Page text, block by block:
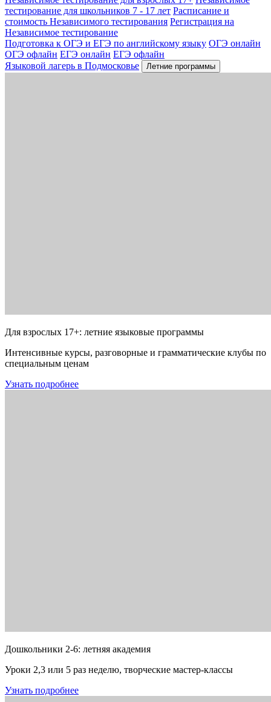
тестирование для школьников 7 - 17 лет Расписание и
стоимость Независимого тестирования Регистрация на
Независимое тестирование
Подготовка к ОГЭ и ЕГЭ по английскому языку ОГЭ онлайн
ОГЭ офлайн ЕГЭ онлайн ЕГЭ офлайн
Языковой лагерь в Подмосковье
Летние программы
Для взрослых 17+: летние языковые программы
Интенсивные курсы, разговорные и грамматические клубы по
специальным ценам
Узнать подробнее
Дошкольники 2-6: летняя академия
Уроки 2,3 или 5 раз неделю, творческие мастер-классы
Узнать подробнее